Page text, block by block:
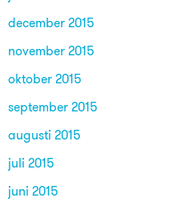
december 2015
november 2015
oktober 2015
september 2015
augusti 2015
juli 2015
juni 2015